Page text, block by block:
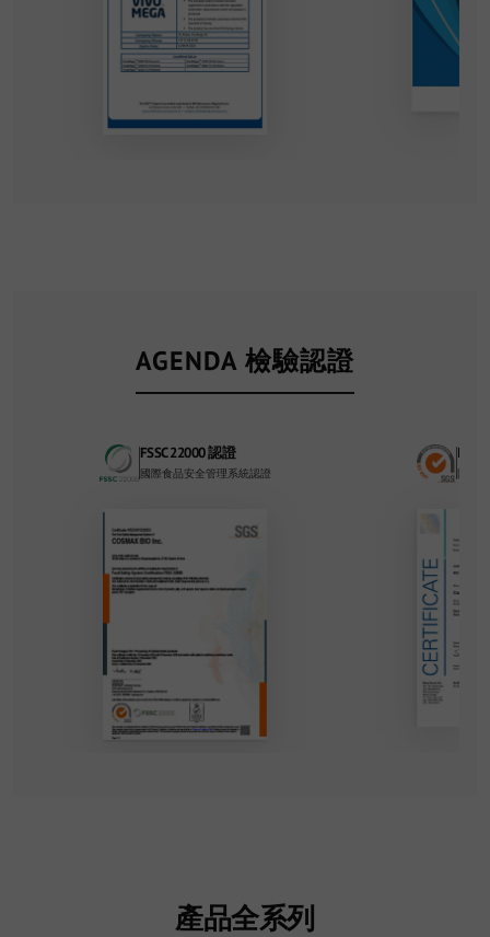
AGENDA 檢驗認證
FSSC 22000 認證
國際食品安全管理系統認證
ISO
產品全系列